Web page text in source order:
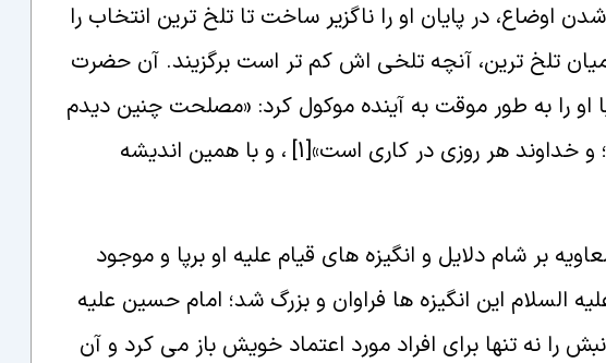
اوضاع، در پايان او را ناگزير ساخت تا تلخ ترين انتخاب را
تلخ ترين، آنچه تلخى اش كم تر است برگزيند. آن حضرت
را به طور موقت به آينده موكول كرد: «مصلحت چنين ديدم
و خداوند هر روزى در كارى است»[1]
، و با همين انديشه
بر شام دلايل و انگيزه هاى قيام عليه او برپا و موجود
السلام اين انگيزه ها فراوان و بزرگ شد؛ امام حسين عليه
را نه تنها براى افراد مورد اعتماد خويش باز مى كرد و آن